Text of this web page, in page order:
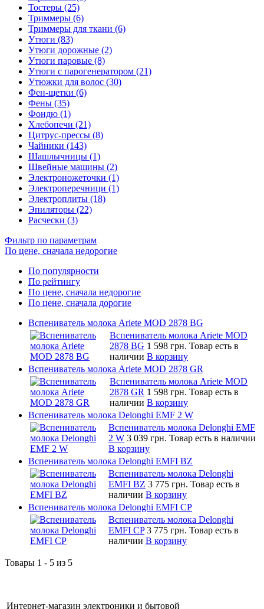
Тостеры (25)
Триммеры (6)
Триммеры для ткани (6)
Утюги (83)
Утюги дорожные (2)
Утюги паровые (8)
Утюги с парогенератором (21)
Утюжки для волос (30)
Фен-щетки (6)
Фены (35)
Фондю (1)
Хлебопечи (21)
Цитрус-прессы (8)
Чайники (143)
Шашлычницы (1)
Швейные машины (2)
Электроножеточки (1)
Электроперечници (1)
Электроплиты (18)
Эпиляторы (22)
Расчески (3)
Фильтр по параметрам
По цене, сначала недорогие
По популярности
По рейтингу
По цене, сначала недорогие
По цене, сначала дорогие
Вспениватель молока Ariete MOD 2878 BG
Вспениватель молока Ariete MOD
2878 BG 1 598 грн. Товар есть в
наличии В корзину
Вспениватель молока Ariete MOD 2878 GR
Вспениватель молока Ariete MOD
2878 GR 1 598 грн. Товар есть в
наличии В корзину
Вспениватель молока Delonghi EMF 2 W
Вспениватель молока Delonghi EMF
2 W 3 039 грн. Товар есть в наличии
В корзину
Вспениватель молока Delonghi EMFI BZ
Вспениватель молока Delonghi
EMFI BZ 3 775 грн. Товар есть в
наличии В корзину
Вспениватель молока Delonghi EMFI CP
Вспениватель молока Delonghi
EMFI CP 3 775 грн. Товар есть в
наличии В корзину
Товары 1 - 5 из 5
Интернет-магазин электроники и бытовой